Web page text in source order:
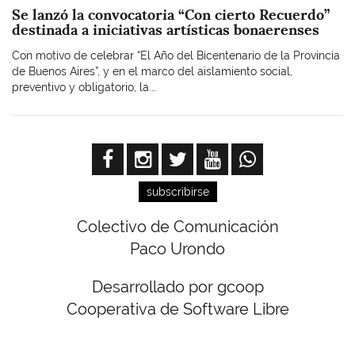
Se lanzó la convocatoria “Con cierto Recuerdo”
destinada a iniciativas artísticas bonaerenses
Con motivo de celebrar “El Año del Bicentenario de la Provincia
de Buenos Aires”, y en el marco del aislamiento social,
preventivo y obligatorio, la...
subscribirse
Colectivo de Comunicación
Paco Urondo
Desarrollado por gcoop
Cooperativa de Software Libre